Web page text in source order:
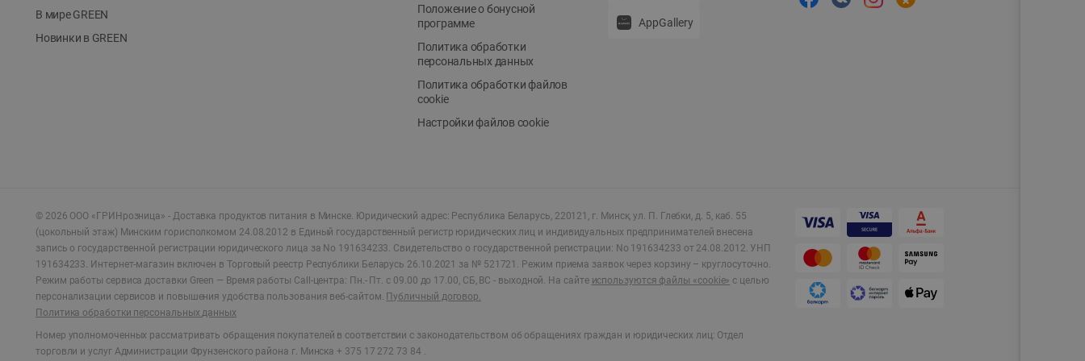
В мире GREEN
Новинки в GREEN
Положение о бонусной
программе
Политика обработки
персональных данных
Политика обработки файлов
cookie
Настройки файлов cookie
AppGallery
© 2026 ООО «ГРИНрозница» - Доставка продуктов питания в Минске. Юридический адрес: Республика Беларусь, 220121, г. Минск, ул. П. Глебки, д. 5, каб. 55
(цокольный этаж) Минским горисполкомом 24.08.2012 в Единый государственный регистр юридических лиц и индивидуальных предпринимателей внесена
запись о государственной регистрации юридического лица за No 191634233. Свидетельство о государственной регистрации: No 191634233 от 24.08.2012. УНП
191634233. Интернет-магазин включен в Торговый реестр Республики Беларусь 26.10.2021 за № 521721. Режим приема заявок через корзину – круглосуточно.
Режим работы сервиса доставки Green — Время работы Call-центра: Пн.- Пт. с 09.00 до 17.00, СБ, ВС - выходной. На сайте используются файлы «cookie» с целью
персонализации сервисов и повышения удобства пользования веб-сайтом. Публичный договор.
Политика обработки персональных данных
Номер уполномоченных рассматривать обращения покупателей в соответствии с законодательством об обращениях граждан и юридических лиц: Отдел
торговли и услуг Администрации Фрунзенского района г. Минска + 375 17 272 73 84 .